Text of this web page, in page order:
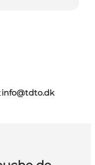
info@tdto.dk